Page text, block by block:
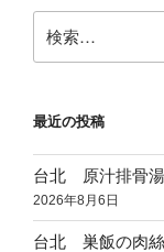
ー
シ
索:
最近の投稿
台北 原汁排骨
2026年8月6日
台北 巣飯の肉絲